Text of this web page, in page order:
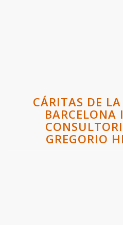
CÁRITAS DE
BARCELONA
GREGORIO